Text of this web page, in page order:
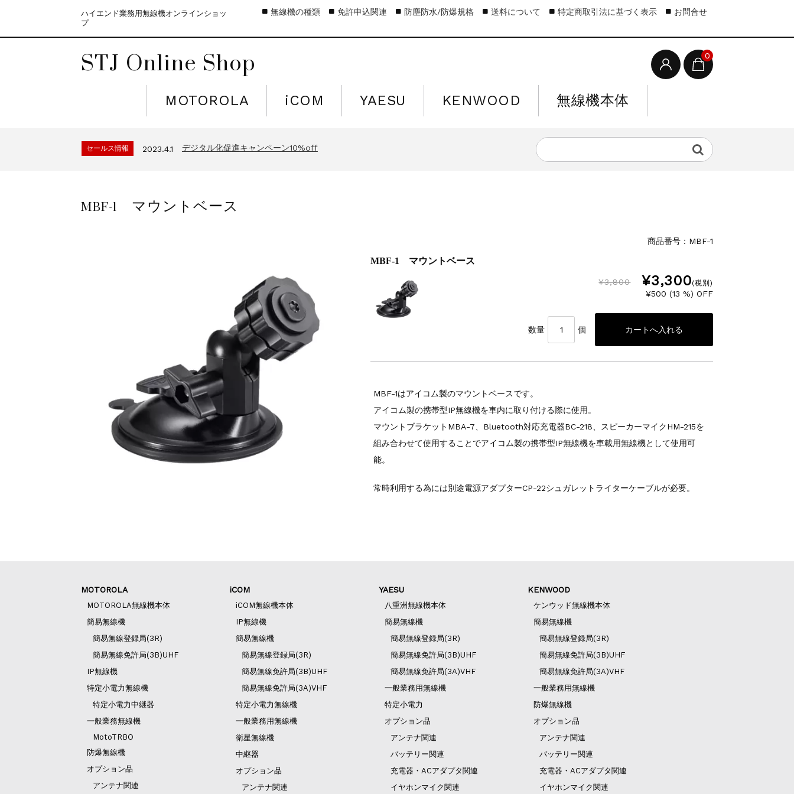
ハイエンド業務用無線機オンラインショッ
プ
STJ Online Shop 0
MOTOROLA iCOM YAESU KENWOOD 無線機本体
無線機の種類 免許申込関連 防塵防水/防爆規格 送料について 特定商取引法に基づく表示 お問合せ
2021.4.12 モトローラ無線機本体キャンペーン15%off
セールス情報 2023.4.1 デジタル化促進キャンペーン10%off
セールス情報 2021.4.12 モトローラ無線機本体キャンペーン15%off
MBF-1 マウントベース
商品番号：MBF-1
MBF-1 マウントベース
¥3,800 ¥3,300(税別)
¥500 (13 %) OFF
数量 個
MBF-1はアイコム製のマウントベースです。
アイコム製の携帯型IP無線機を車内に取り付ける際に使用。
マウントブラケットMBA-7、Bluetooth対応充電器BC-218、スピーカーマイクHM-215を
組み合わせて使用することでアイコム製の携帯型IP無線機を車載用無線機として使用可
能。
常時利用する為には別途電源アダプターCP-22シュガレットライターケーブルが必要。
MOTOROLA
MOTOROLA無線機本体
簡易無線機
簡易無線登録局(3R)
簡易無線免許局(3B)UHF
IP無線機
特定小電力無線機
特定小電力中継器
一般業務無線機
MotoTRBO
防爆無線機
オプション品
アンテナ関連
iCOM
iCOM無線機本体
IP無線機
簡易無線機
簡易無線登録局(3R)
簡易無線免許局(3B)UHF
簡易無線免許局(3A)VHF
特定小電力無線機
一般業務用無線機
衛星無線機
中継器
オプション品
アンテナ関連
YAESU
八重洲無線機本体
簡易無線機
簡易無線登録局(3R)
簡易無線免許局(3B)UHF
簡易無線免許局(3A)VHF
一般業務用無線機
特定小電力
オプション品
アンテナ関連
バッテリー関連
充電器・ACアダプタ関連
イヤホンマイク関連
KENWOOD
ケンウッド無線機本体
簡易無線機
簡易無線登録局(3R)
簡易無線免許局(3B)UHF
簡易無線免許局(3A)VHF
一般業務用無線機
防爆無線機
オプション品
アンテナ関連
バッテリー関連
充電器・ACアダプタ関連
イヤホンマイク関連